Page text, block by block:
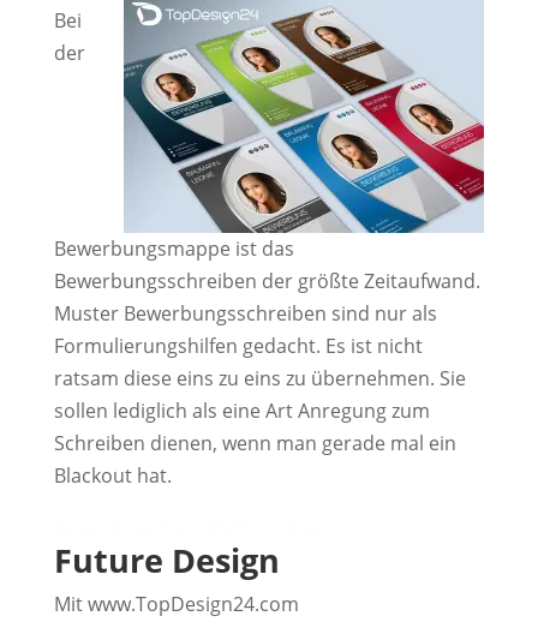
Bei
der
Bewerbungsmappe ist das
Bewerbungsschreiben der größte Zeitaufwand.
Muster Bewerbungsschreiben sind nur als
Formulierungshilfen gedacht. Es ist nicht
ratsam diese eins zu eins zu übernehmen. Sie
sollen lediglich als eine Art Anregung zum
Schreiben dienen, wenn man gerade mal ein
Blackout hat.
Future Design
Mit www.TopDesign24.com